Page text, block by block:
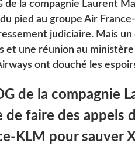
de la compagnie Laurent
pied au groupe Air
judiciaire. Mais
et une réunion au
ont douché les
de la compagnie
de faire des appels
KLM pour sauver